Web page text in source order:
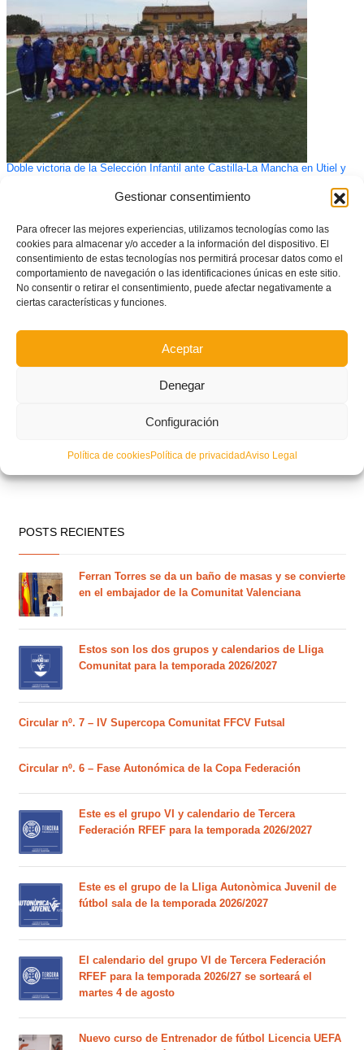
Gestionar consentimiento
Para ofrecer las mejores experiencias, utilizamos tecnologías como las
cookies para almacenar y/o acceder a la información del dispositivo. El
consentimiento de estas tecnologías nos permitirá procesar datos como el
comportamiento de navegación o las identificaciones únicas en este sitio.
No consentir o retirar el consentimiento, puede afectar negativamente a
ciertas características y funciones.
Aceptar
Denegar
Configuración
Política de cookiesPolítica de privacidadAviso Legal
Doble victoria de la Selección Infantil ante Castilla-La Mancha en Utiel y
POSTS RECIENTES
Ferran Torres se da un baño de masas y se convierte
en el embajador de la Comunitat Valenciana
Estos son los dos grupos y calendarios de Lliga
Comunitat para la temporada 2026/2027
Circular nº. 7 – IV Supercopa Comunitat FFCV Futsal
Circular nº. 6 – Fase Autonómica de la Copa Federación
Este es el grupo VI y calendario de Tercera
Federación RFEF para la temporada 2026/2027
Este es el grupo de la Lliga Autonòmica Juvenil de
fútbol sala de la temporada 2026/2027
El calendario del grupo VI de Tercera Federación
RFEF para la temporada 2026/27 se sorteará el
martes 4 de agosto
Nuevo curso de Entrenador de fútbol Licencia UEFA